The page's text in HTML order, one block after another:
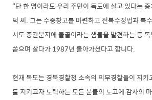
“단 한 명이라도 우리 주민이 독도에 살고 있다는
덕 씨. 그는 수중창고를 마련하고 전복수정법과 특
서도 중간분지에 물골이라는 샘물을 발견하는 등
쏟으며 살다가 1987년 돌아가셨다고 합니다.
현재 독도는 경북경찰청 소속의 의무경찰들이 지
를 지키고자 노력하는 모든 분들의 노고에 감사의